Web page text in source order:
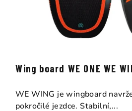
Wing board WE ONE WE
WE WING je wingboard
pokročilé jezdce. Stabilní,...